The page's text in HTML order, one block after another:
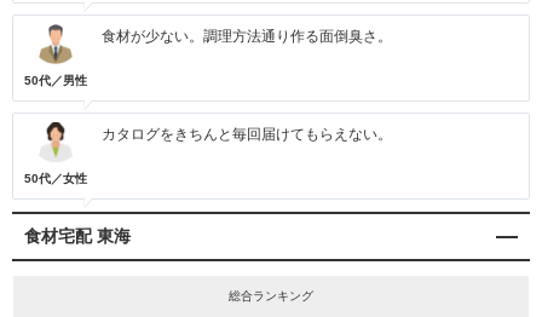
50代／男性
食材が少ない。調理方法通り作る面倒臭さ。
50代／女性
カタログをきちんと毎回届けてもらえない。
食材宅配 東海
総合ランキング